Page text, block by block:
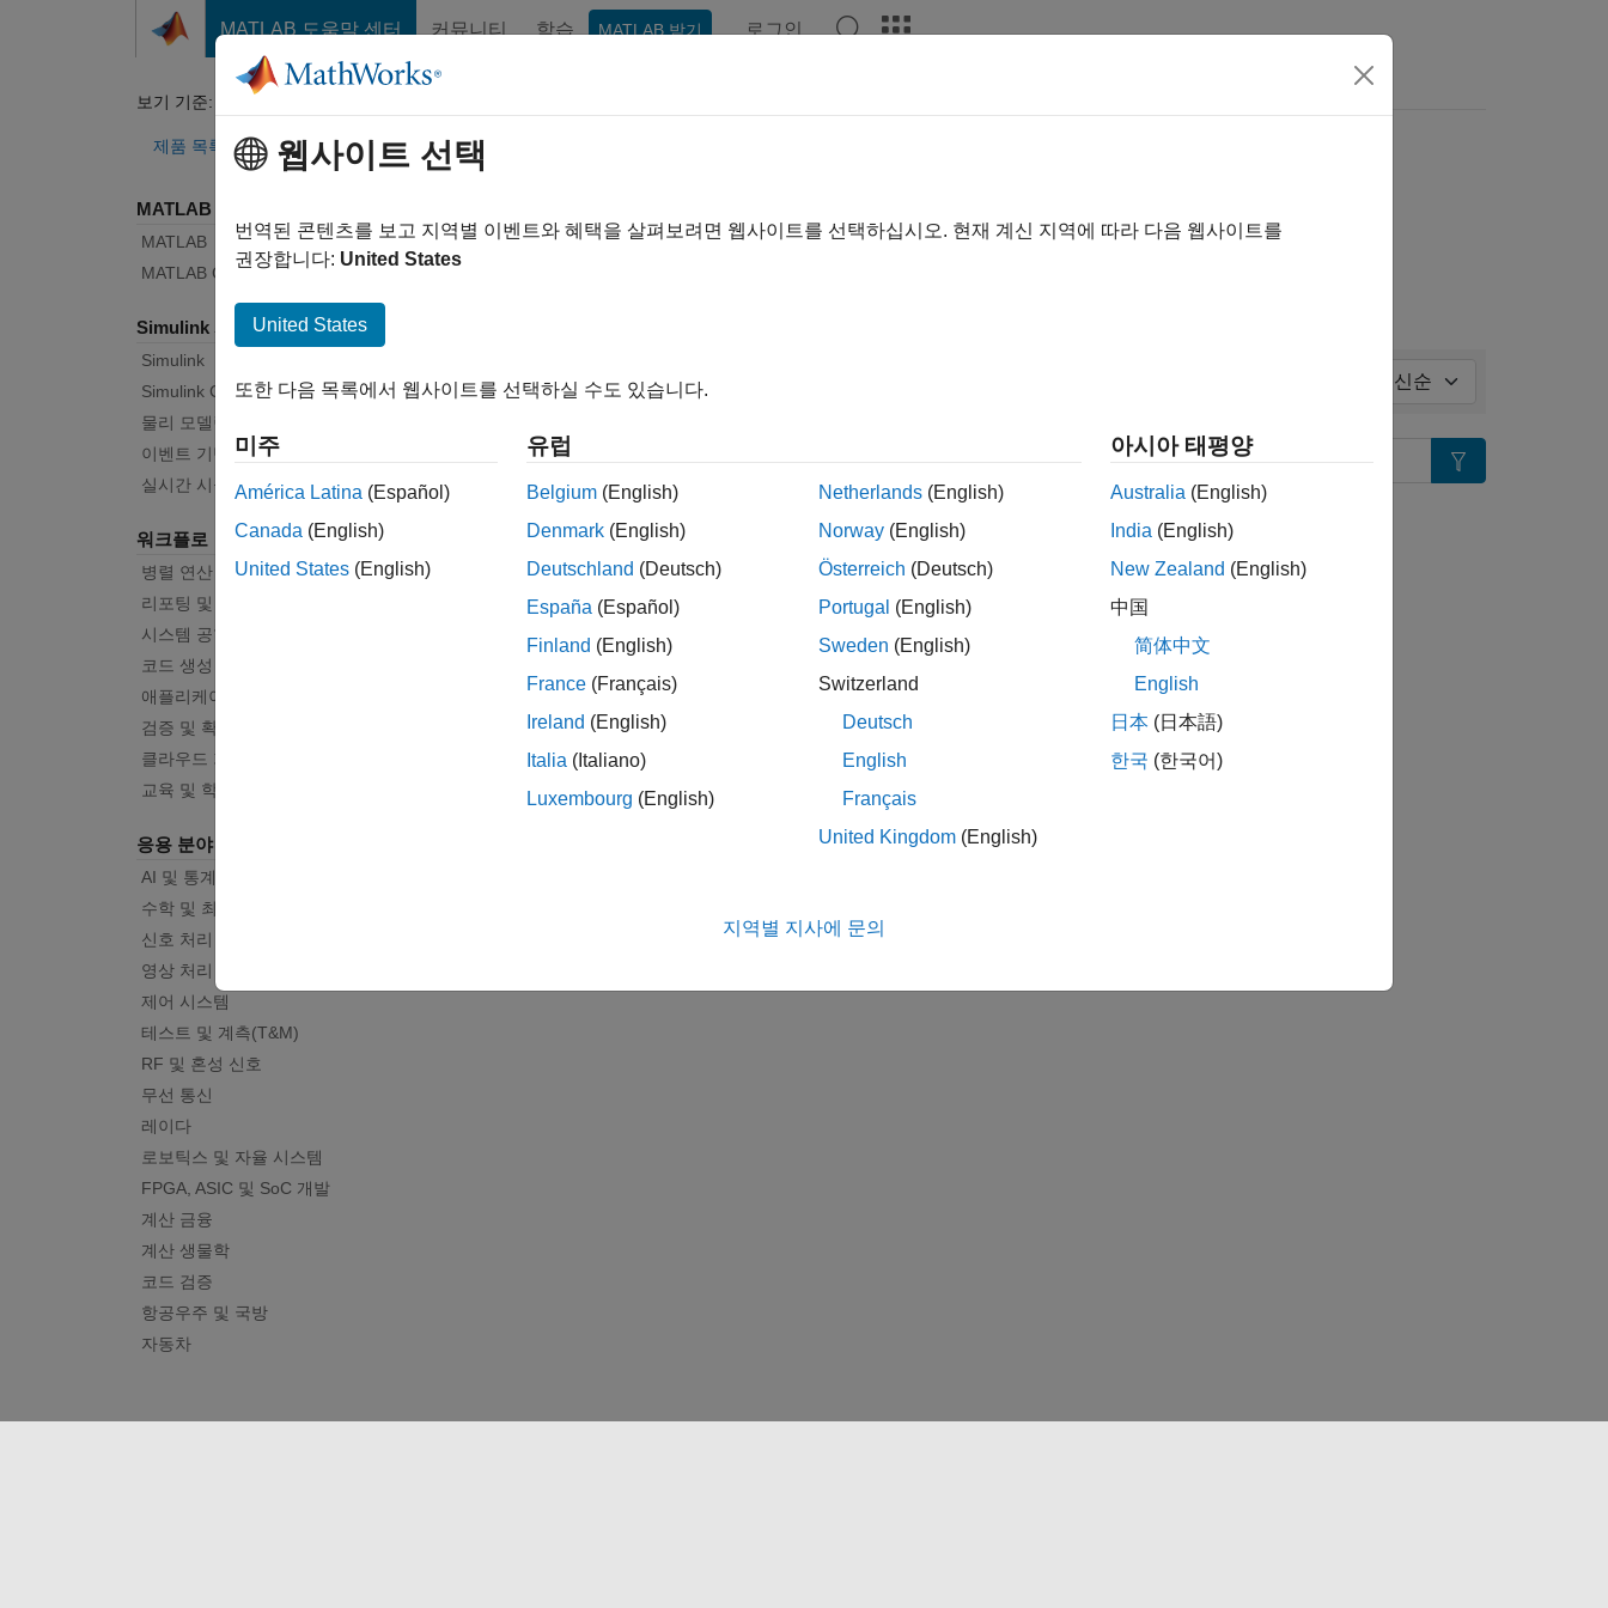
MATLAB 도움말 센터 커뮤니티 학습 MATLAB 받기 로그인
보기 기준:
제품 목록
MATLAB 사용
MATLAB
MATLAB Copilot
Simulink 사용
Simulink
Simulink Copilot
물리 모델링
이벤트 기반 모델링
실시간 시뮬레이션 및 테스트
워크플로
병렬 연산
리포팅 및 데이터베이스 액세스
시스템 공학
코드 생성
애플리케이션 배포
검증 및 확인(V&V), 테스트
클라우드 기능
교육 및 학습
응용 분야
AI 및 통계학
수학 및 최적화
신호 처리
영상 처리 및 컴퓨터 비전
제어 시스템
테스트 및 계측(T&M)
RF 및 혼성 신호
무선 통신
레이다
로보틱스 및 자율 시스템
FPGA, ASIC 및 SoC 개발
계산 금융
계산 생물학
코드 검증
항공우주 및 국방
자동차
Signal Processing Toolbox 릴리스 정보
버그 리포트 | 수정된 버그 expand all in page
to 비호환성
텍스트 필터: Signal Processing Toolbox 릴리스 정보
이 페이지가 얼마나 도움이 되었습니까?
웹사이트 선택
번역된 콘텐츠를 보고 지역별 이벤트와 혜택을 살펴보려면 웹사이트를 선택하십시오. 현재 계신 지역에 따라 다음 웹사이트를
권장합니다: United States
United States
또한 다음 목록에서 웹사이트를 선택하실 수도 있습니다.
미주
América Latina (Español)
Canada (English)
United States (English)
유럽
Belgium (English)
Denmark (English)
Deutschland (Deutsch)
España (Español)
Finland (English)
France (Français)
Ireland (English)
Italia (Italiano)
Luxembourg (English)
Netherlands (English)
Norway (English)
Österreich (Deutsch)
Portugal (English)
Sweden (English)
Switzerland
Deutsch
English
Français
United Kingdom (English)
아시아 태평양
Australia (English)
India (English)
New Zealand (English)
中国
简体中文
English
日本 (日本語)
한국 (한국어)
지역별 지사에 문의